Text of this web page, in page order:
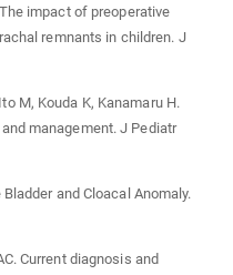
impact of preoperative
remnants in children. J
M, Kouda K, Kanamaru H.
management. J Pediatr
and Cloacal Anomaly.
Current diagnosis and